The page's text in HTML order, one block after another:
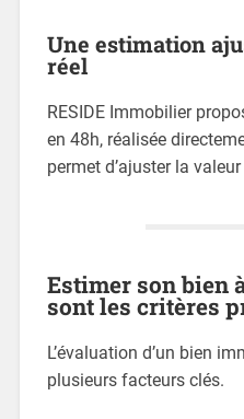
Une estimation
réel
RESIDE Immobilier
en 48h, réalisée
permet d’ajuster la
Estimer son bien
sont les critères
L’évaluation d’un bien
plusieurs facteurs clés.